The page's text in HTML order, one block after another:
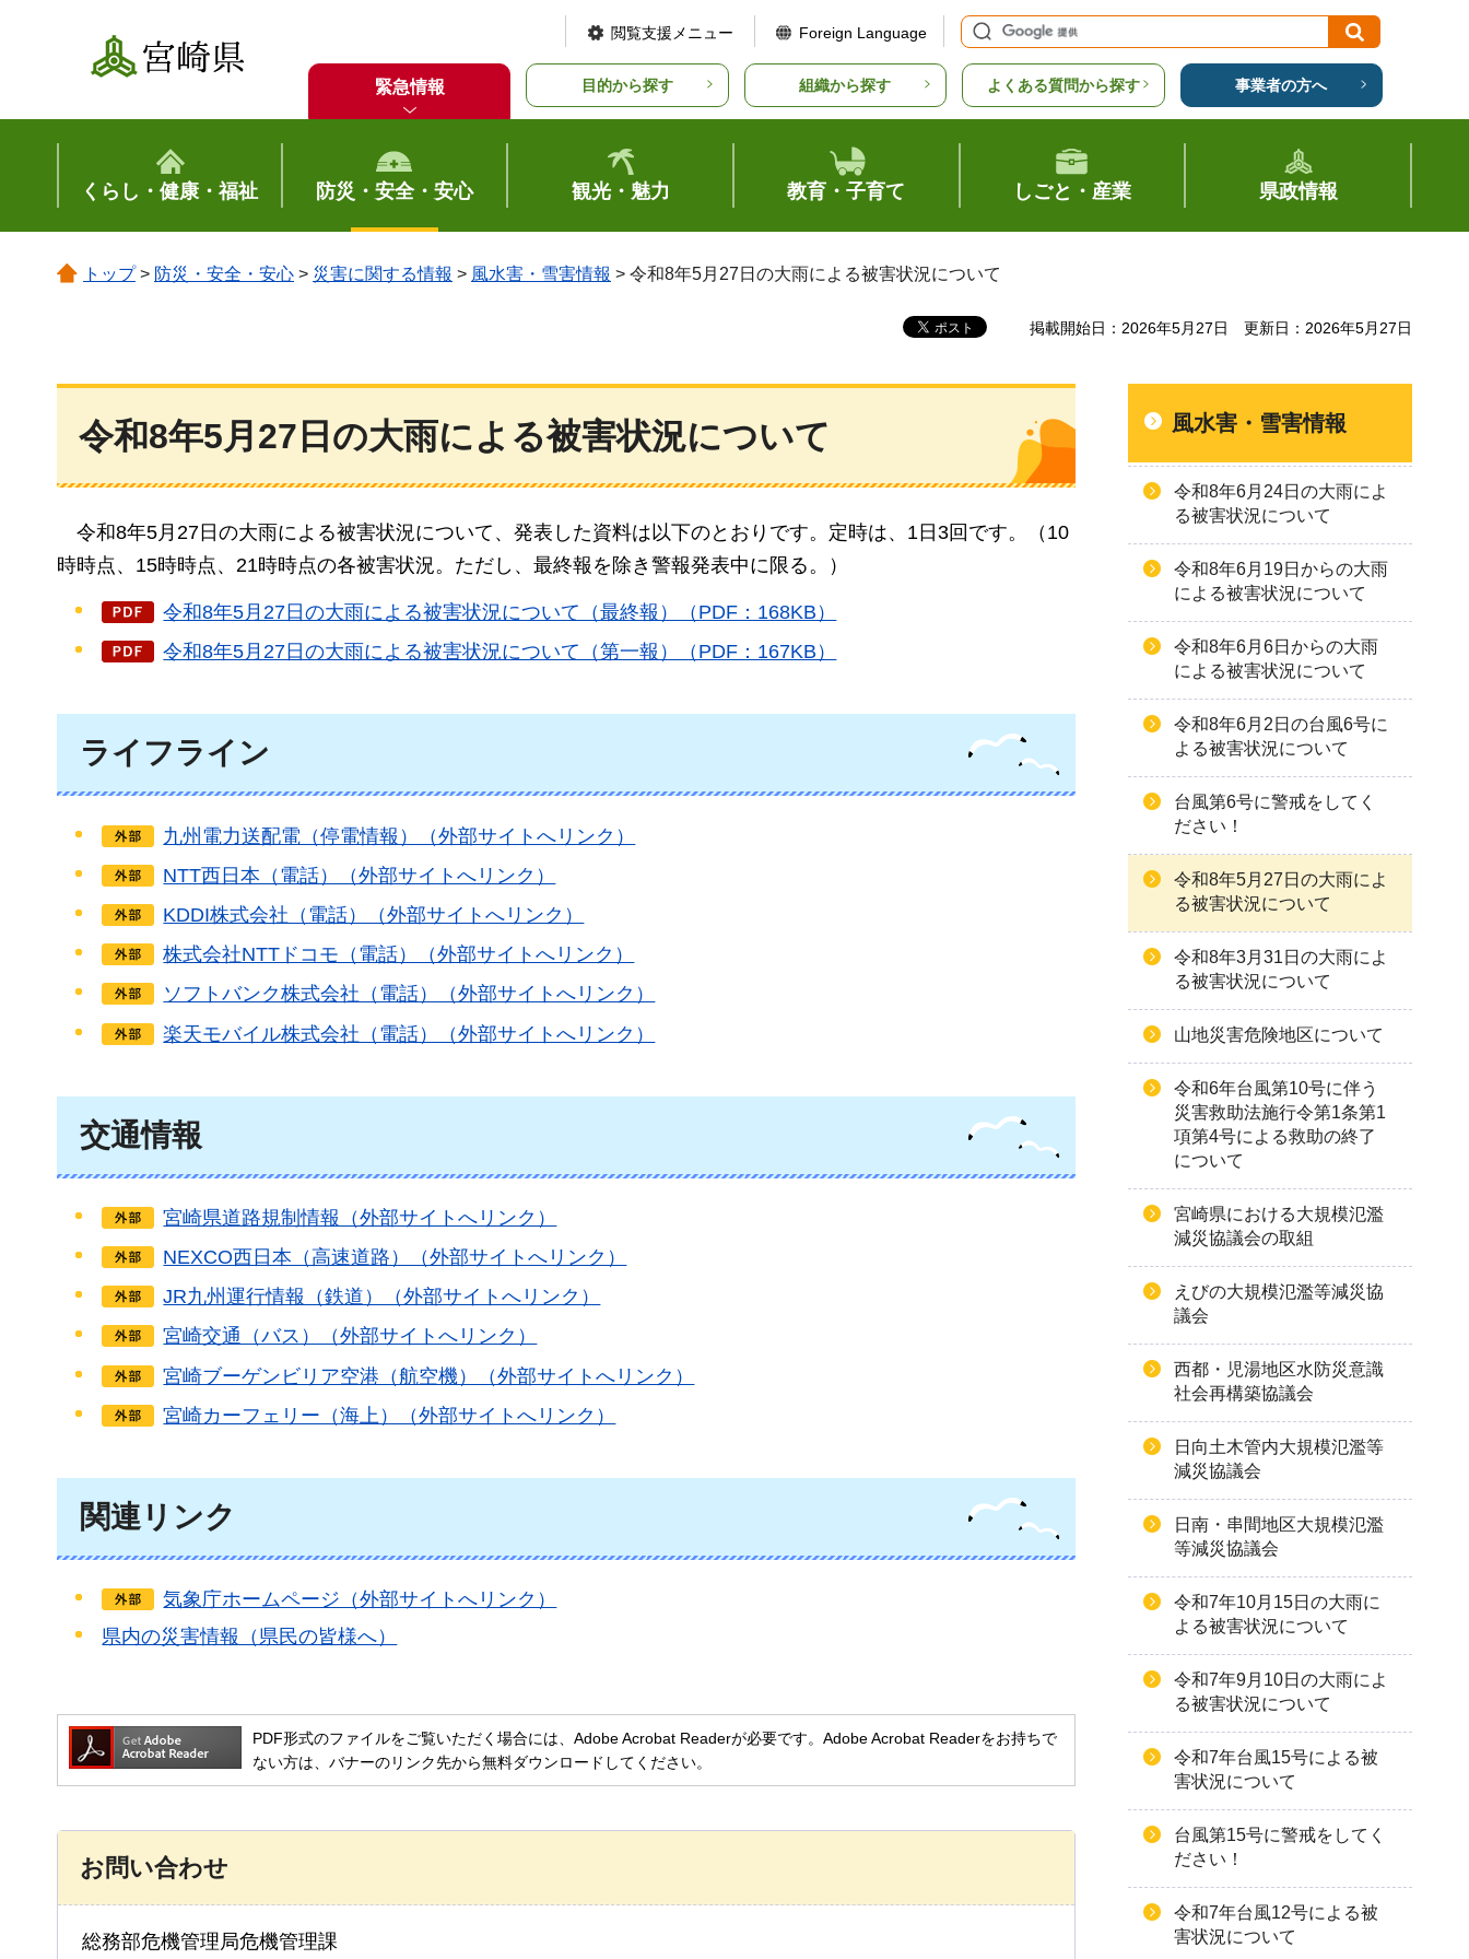
宮崎県
閲覧支援メニュー Foreign Language
緊急情報 目的から探す 組織から探す よくある質問から探す 事業者の方へ
くらし・健康・福祉 防災・安全・安心 観光・魅力 教育・子育て しごと・産業 県政情報
トップ> 防災・安全・安心 > 災害に関する情報 > 風水害・雪害情報 > 令和8年5月27日の大雨による被害状況について
掲載開始日：2026年5月27日 更新日：2026年5月27日
令和8年5月27日の大雨による被害状況について
令和8年5月27日の大雨による被害状況について、発表した資料は以下のとおりです。定時は、1日3回です。（10
時時点、15時時点、21時時点の各被害状況。ただし、最終報を除き警報発表中に限る。）
令和8年5月27日の大雨による被害状況について（最終報）（PDF：168KB）
令和8年5月27日の大雨による被害状況について（第一報）（PDF：167KB）
ライフライン
九州電力送配電（停電情報）（外部サイトへリンク）
NTT西日本（電話）（外部サイトへリンク）
KDDI株式会社（電話）（外部サイトへリンク）
株式会社NTTドコモ（電話）（外部サイトへリンク）
ソフトバンク株式会社（電話）（外部サイトへリンク）
楽天モバイル株式会社（電話）（外部サイトへリンク）
交通情報
宮崎県道路規制情報（外部サイトへリンク）
NEXCO西日本（高速道路）（外部サイトへリンク）
JR九州運行情報（鉄道）（外部サイトへリンク）
宮崎交通（バス）（外部サイトへリンク）
宮崎ブーゲンビリア空港（航空機）（外部サイトへリンク）
宮崎カーフェリー（海上）（外部サイトへリンク）
関連リンク
気象庁ホームページ（外部サイトへリンク）
県内の災害情報（県民の皆様へ）
PDF形式のファイルをご覧いただく場合には、Adobe Acrobat Readerが必要です。Adobe Acrobat Readerをお持ちで
ない方は、バナーのリンク先から無料ダウンロードしてください。
お問い合わせ
総務部危機管理局危機管理課
風水害・雪害情報
令和8年6月24日の大雨によ
る被害状況について
令和8年6月19日からの大雨
による被害状況について
令和8年6月6日からの大雨
による被害状況について
令和8年6月2日の台風6号に
よる被害状況について
台風第6号に警戒をしてく
ださい！
令和8年5月27日の大雨によ
る被害状況について
令和8年3月31日の大雨によ
る被害状況について
山地災害危険地区について
令和6年台風第10号に伴う
災害救助法施行令第1条第1
項第4号による救助の終了
について
宮崎県における大規模氾濫
減災協議会の取組
えびの大規模氾濫等減災協
議会
西都・児湯地区水防災意識
社会再構築協議会
日向土木管内大規模氾濫等
減災協議会
日南・串間地区大規模氾濫
等減災協議会
令和7年10月15日の大雨に
よる被害状況について
令和7年9月10日の大雨によ
る被害状況について
令和7年台風15号による被
害状況について
台風第15号に警戒をしてく
ださい！
令和7年台風12号による被
害状況について